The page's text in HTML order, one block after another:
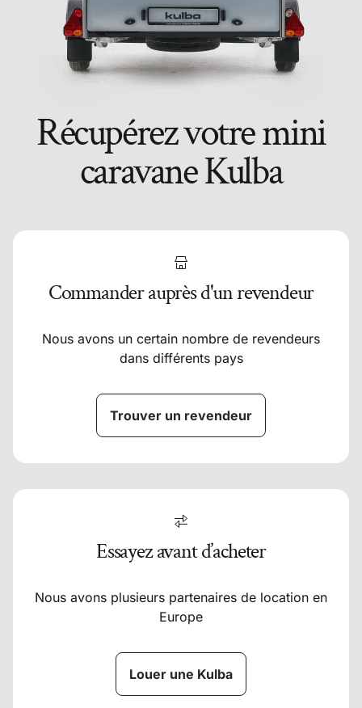
Récupérez votre mini
caravane Kulba
Commander auprès d'un revendeur
Nous avons un certain nombre de revendeurs
dans différents pays
Trouver un revendeur
Essayez avant d’acheter
Nous avons plusieurs partenaires de location en
Europe
Louer une Kulba